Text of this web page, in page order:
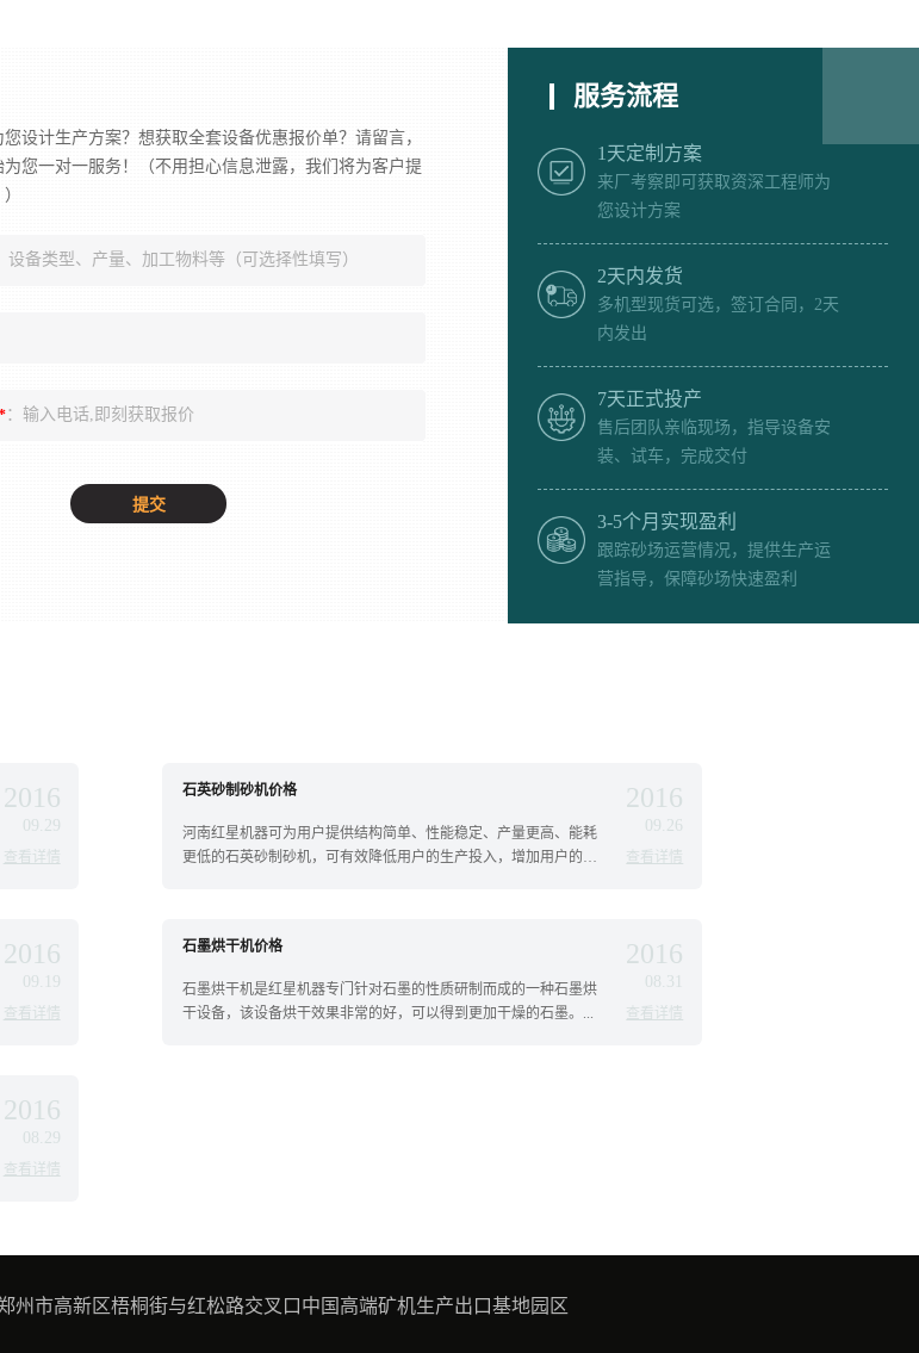
设计生产方案？想获取全套设备优惠报价单？请留言，
您一对一服务！（不用担心信息泄露，我们将为客户提
设备类型、产量、加工物料等（可选择性填写）
：输入电话,即刻获取报价
服务流程
1天定制方案
来厂考察即可获取资深工程师为
您设计方案
2天内发货
多机型现货可选，签订合同，2天
内发出
7天正式投产
售后团队亲临现场，指导设备安
装、试车，完成交付
3-5个月实现盈利
跟踪砂场运营情况，提供生产运
营指导，保障砂场快速盈利
2016
09.29
查看详情
石英砂制砂机价格
河南红星机器可为用户提供结构简单、性能稳定、产量更高、能耗
更低的石英砂制砂机，可有效降低用户的生产投入，增加用户的经
2016
09.26
查看详情
2016
09.19
查看详情
石墨烘干机价格
石墨烘干机是红星机器专门针对石墨的性质研制而成的一种石墨烘
干设备，该设备烘干效果非常的好，可以得到更加干燥的石墨。...
2016
08.31
查看详情
2016
08.29
查看详情
市高新区梧桐街与红松路交叉口中国高端矿机生产出口基地园区